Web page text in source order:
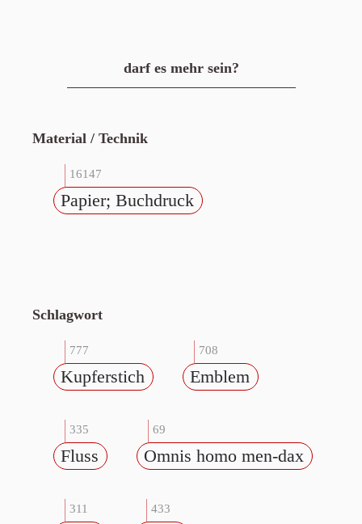
darf es mehr sein?
Material / Technik
16147
Papier; Buchdruck
Schlagwort
777
Kupferstich
708
Emblem
335
Fluss
69
Omnis homo men-dax
311 433